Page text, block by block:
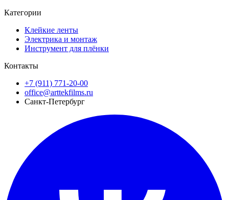
Категории
Клейкие ленты
Электрика и монтаж
Инструмент для плёнки
Контакты
+7 (911) 771-20-00
office@arttekfilms.ru
Санкт-Петербург